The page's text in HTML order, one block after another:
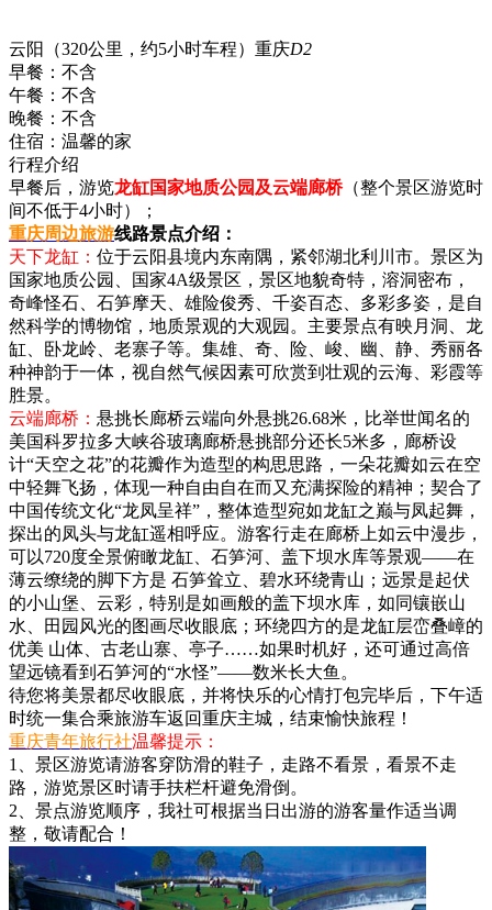
云阳（320公里，约5小时车程）重庆D2
早餐： 不含
午餐： 不含
晚餐： 不含
住宿： 温馨的家
行程介绍
早餐后，游览龙缸国家地质公园及云端廊桥（整个景区游览时
间不低于4小时）；
重庆周边旅游线路景点介绍：
天下龙缸： 位于云阳县境内东南隅，紧邻湖北利川市。景区为
国家地质公园、国家4A级景区，景区地貌奇特，溶洞密布，
奇峰怪石、石笋摩天、雄险俊秀、千姿百态、多彩多姿，是自
然科学的博物馆，地质景观的大观园。主要景点有映月洞、龙
缸、卧龙岭、老寨子等。集雄、奇、险、峻、幽、静、秀丽各
种神韵于一体，视自然气候因素可欣赏到壮观的云海、彩霞等
胜景。
云端廊桥： 悬挑长廊桥云端向外悬挑26.68米，比举世闻名的
美国科罗拉多大峡谷玻璃廊桥悬挑部分还长5米多，廊桥设
计“天空之花”的花瓣作为造型的构思思路，一朵花瓣如云在空
中轻舞飞扬，体现一种自由自在而又充满探险的精神；契合了
中国传统文化“龙凤呈祥”，整体造型宛如龙缸之巅与凤起舞，
探出的凤头与龙缸遥相呼应。游客行走在廊桥上如云中漫步，
可以720度全景俯瞰龙缸、石笋河、盖下坝水库等景观——在
薄云缭绕的脚下方是 石笋耸立、碧水环绕青山；远景是起伏
的小山堡、云彩，特别是如画般的盖下坝水库，如同镶嵌山
水、田园风光的图画尽收眼底；环绕四方的是龙缸层峦叠嶂的
优美 山体、古老山寨、亭子……如果时机好，还可通过高倍
望远镜看到石笋河的“水怪”——数米长大鱼。
待您将美景都尽收眼底，并将快乐的心情打包完毕后，下午适
时统一集合乘旅游车返回重庆主城，结束愉快旅程！
重庆青年旅行社温馨提示：
1、景区游览请游客穿防滑的鞋子，走路不看景，看景不走
路，游览景区时请手扶栏杆避免滑倒。
2、景点游览顺序，我社可根据当日出游的游客量作适当调
整，敬请配合！